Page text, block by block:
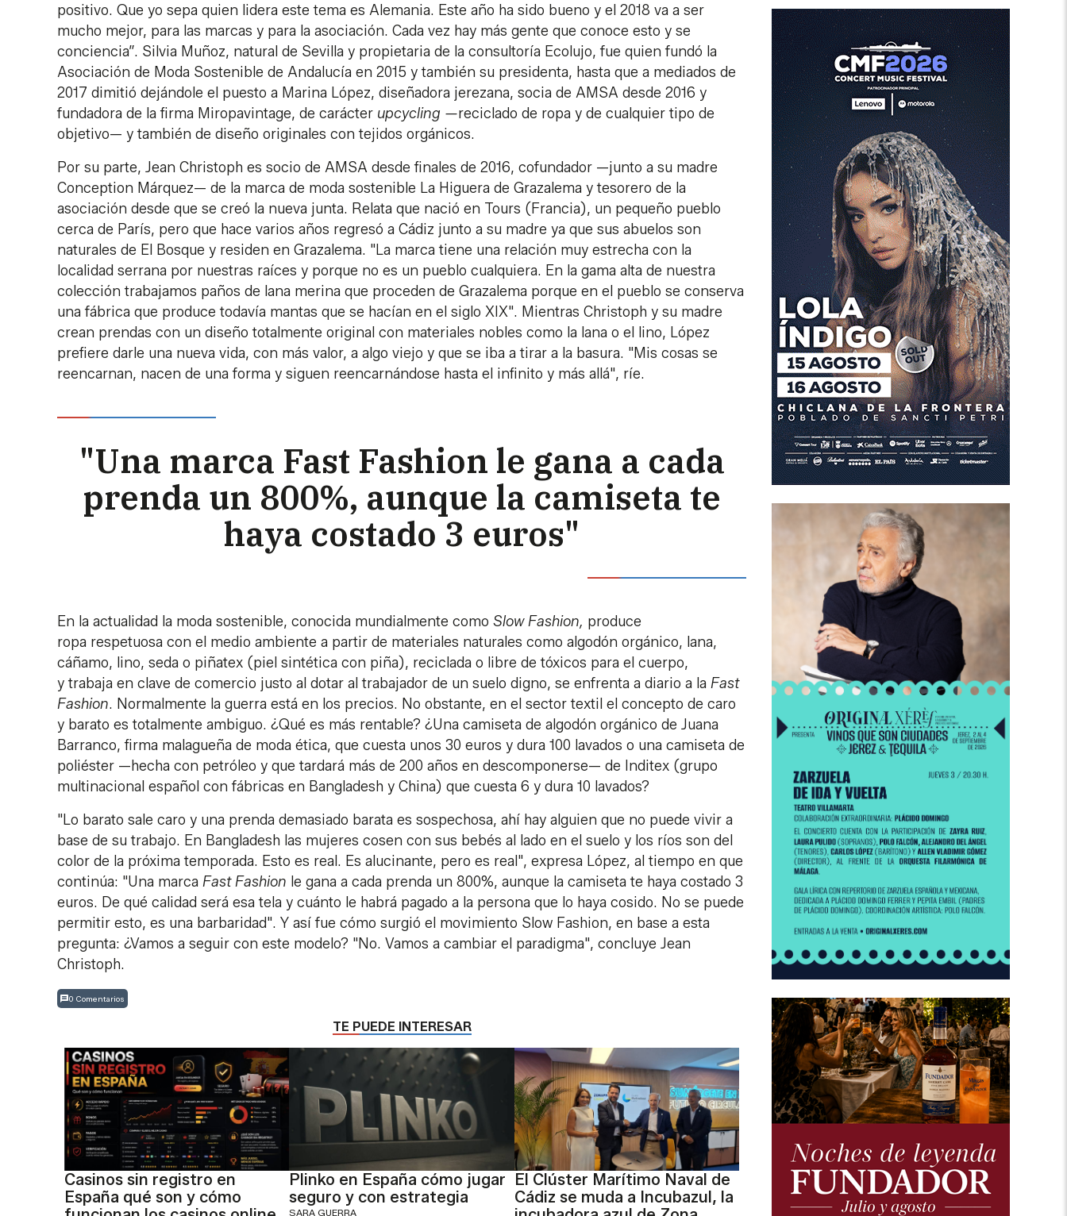
positivo. Que yo sepa quien lidera este tema es Alemania. Este año ha sido bueno y el 2018 va a ser
mucho mejor, para las marcas y para la asociación. Cada vez hay más gente que conoce esto y se
conciencia”. Silvia Muñoz, natural de Sevilla y propietaria de la consultoría Ecolujo, fue quien fundó la
Asociación de Moda Sostenible de Andalucía en 2015 y también su presidenta, hasta que a mediados de
2017 dimitió dejándole el puesto a Marina López, diseñadora jerezana, socia de AMSA desde 2016 y
fundadora de la firma Miropavintage, de carácter upcycling —reciclado de ropa y de cualquier tipo de
objetivo— y también de diseño originales con tejidos orgánicos.
Por su parte, Jean Christoph es socio de AMSA desde finales de 2016, cofundador —junto a su madre
Conception Márquez— de la marca de moda sostenible La Higuera de Grazalema y tesorero de la
asociación desde que se creó la nueva junta. Relata que nació en Tours (Francia), un pequeño pueblo
cerca de París, pero que hace varios años regresó a Cádiz junto a su madre ya que sus abuelos son
naturales de El Bosque y residen en Grazalema. "La marca tiene una relación muy estrecha con la
localidad serrana por nuestras raíces y porque no es un pueblo cualquiera. En la gama alta de nuestra
colección trabajamos paños de lana merina que proceden de Grazalema porque en el pueblo se conserva
una fábrica que produce todavía mantas que se hacían en el siglo XIX". Mientras Christoph y su madre
crean prendas con un diseño totalmente original con materiales nobles como la lana o el lino, López
prefiere darle una nueva vida, con más valor, a algo viejo y que se iba a tirar a la basura. "Mis cosas se
reencarnan, nacen de una forma y siguen reencarnándose hasta el infinito y más allá", ríe.
"Una marca Fast Fashion le gana a cada
prenda un 800%, aunque la camiseta te
haya costado 3 euros"
En la actualidad la moda sostenible, conocida mundialmente como Slow Fashion, produce
ropa respetuosa con el medio ambiente a partir de materiales naturales como algodón orgánico, lana,
cáñamo, lino, seda o piñatex (piel sintética con piña), reciclada o libre de tóxicos para el cuerpo,
y trabaja en clave de comercio justo al dotar al trabajador de un suelo digno, se enfrenta a diario a la Fast
Fashion. Normalmente la guerra está en los precios. No obstante, en el sector textil el concepto de caro
y barato es totalmente ambiguo. ¿Qué es más rentable? ¿Una camiseta de algodón orgánico de Juana
Barranco, firma malagueña de moda ética, que cuesta unos 30 euros y dura 100 lavados o una camiseta de
poliéster —hecha con petróleo y que tardará más de 200 años en descomponerse— de Inditex (grupo
multinacional español con fábricas en Bangladesh y China) que cuesta 6 y dura 10 lavados?
"Lo barato sale caro y una prenda demasiado barata es sospechosa, ahí hay alguien que no puede vivir a
base de su trabajo. En Bangladesh las mujeres cosen con sus bebés al lado en el suelo y los ríos son del
color de la próxima temporada. Esto es real. Es alucinante, pero es real", expresa López, al tiempo en que
continúa: "Una marca Fast Fashion le gana a cada prenda un 800%, aunque la camiseta te haya costado 3
euros. De qué calidad será esa tela y cuánto le habrá pagado a la persona que lo haya cosido. No se puede
permitir esto, es una barbaridad". Y así fue cómo surgió el movimiento Slow Fashion, en base a esta
pregunta: ¿Vamos a seguir con este modelo? "No. Vamos a cambiar el paradigma", concluye Jean
Christoph.
0 Comentarios
TE PUEDE INTERESAR
Casinos sin registro en
España qué son y cómo
Plinko en España cómo jugar
seguro y con estrategia
SARA GUERRA
El Clúster Marítimo Naval de
Cádiz se muda a Incubazul, la